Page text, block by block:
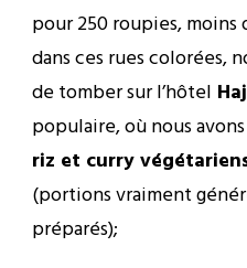
pour 250 roupies, moins
dans ces rues colorées,
de tomber sur l’hôtel
populaire, où nous
riz et curry
(portions vraiment
préparés);